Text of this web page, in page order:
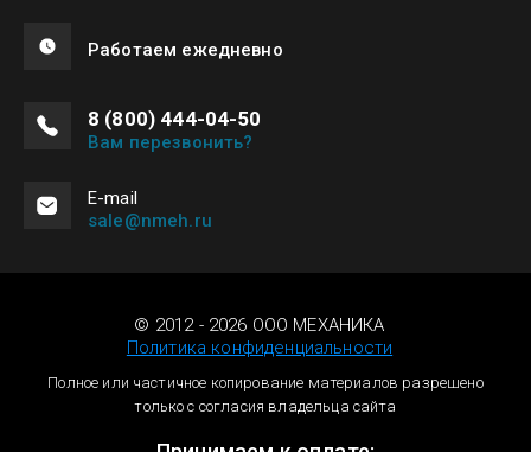
Работаем ежедневно
8 (800) 444-04-50
Вам перезвонить?
Е-mail
sale@nmeh.ru
© 2012 - 2026 ООО МЕХАНИКА
Политика конфиденциальности
Полное или частичное копирование материалов разрешено
только с согласия владельца сайта